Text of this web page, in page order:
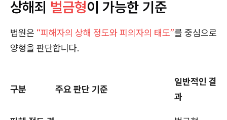
상해죄 벌금형이 가능한 기준
법원은 “피해자의 상해 정도와 피의자의 태도”를 중심으로
양형을 판단합니다.
구분 주요 판단 기준
일반적인 결
과